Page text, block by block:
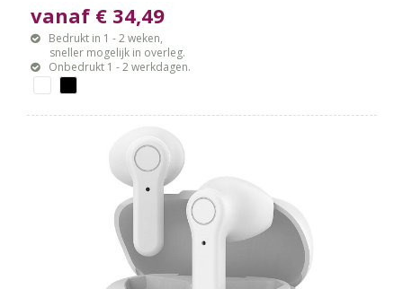
vanaf € 34,49
Bedrukt in 1 - 2 weken,
sneller mogelijk in overleg.
Onbedrukt 1 - 2 werkdagen.